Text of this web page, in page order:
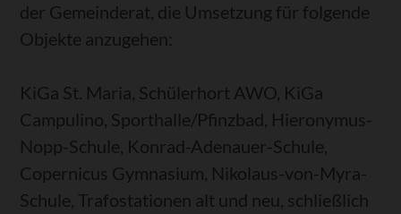
der Gemeinderat, die Umsetzung für folgende
Objekte anzugehen:
KiGa St. Maria, Schülerhort AWO, KiGa
Campulino, Sporthalle/Pfinzbad, Hieronymus-
Nopp-Schule, Konrad-Adenauer-Schule,
Copernicus Gymnasium, Nikolaus-von-Myra-
Schule, Trafostationen alt und neu, schließlich